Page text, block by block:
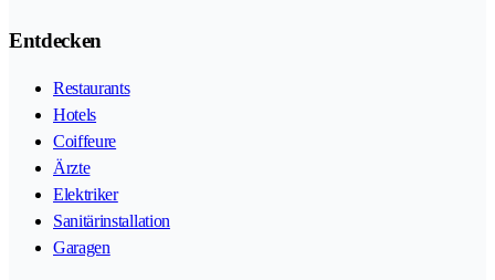
Entdecken
Restaurants
Hotels
Coiffeure
Ärzte
Elektriker
Sanitärinstallation
Garagen